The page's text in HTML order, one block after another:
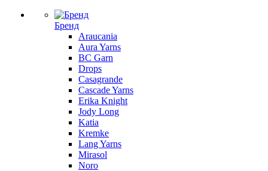
Бренд
Araucania
Aura Yarns
BC Garn
Drops
Casagrande
Cascade Yarns
Erika Knight
Jody Long
Katia
Kremke
Lang Yarns
Mirasol
Noro